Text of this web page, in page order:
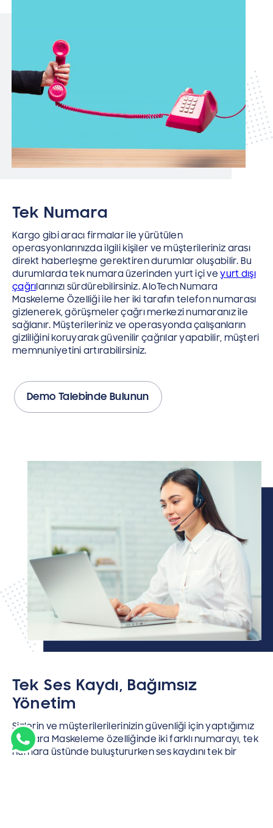
Tek Numara
Kargo gibi aracı firmalar ile yürütülen
operasyonlarınızda ilgili kişiler ve müşterileriniz arası
direkt haberleşme gerektiren durumlar oluşabilir. Bu
durumlarda tek numara üzerinden yurt içi veyurt dışı
çağrı larınızı sürdürebilirsiniz. AloTech Numara
Maskeleme Özelliği ile her iki tarafın telefon numarası
gizlenerek, görüşmeler çağrı merkezi numaranız ile
sağlanır. Müşterileriniz ve operasyonda çalışanların
gizliliğini koruyarak güvenilir çağrılar yapabilir, müşteri
memnuniyetini artırabilirsiniz.
Demo Talebinde Bulunun
Tek Ses Kaydı, Bağımsız
Yönetim
Sizlerin ve müşterilerilerinizin güvenliği için yaptığımız
Numara Maskeleme özelliğinde iki farklı numarayı, tek
numara üstünde buluştururken ses kaydını tek bir